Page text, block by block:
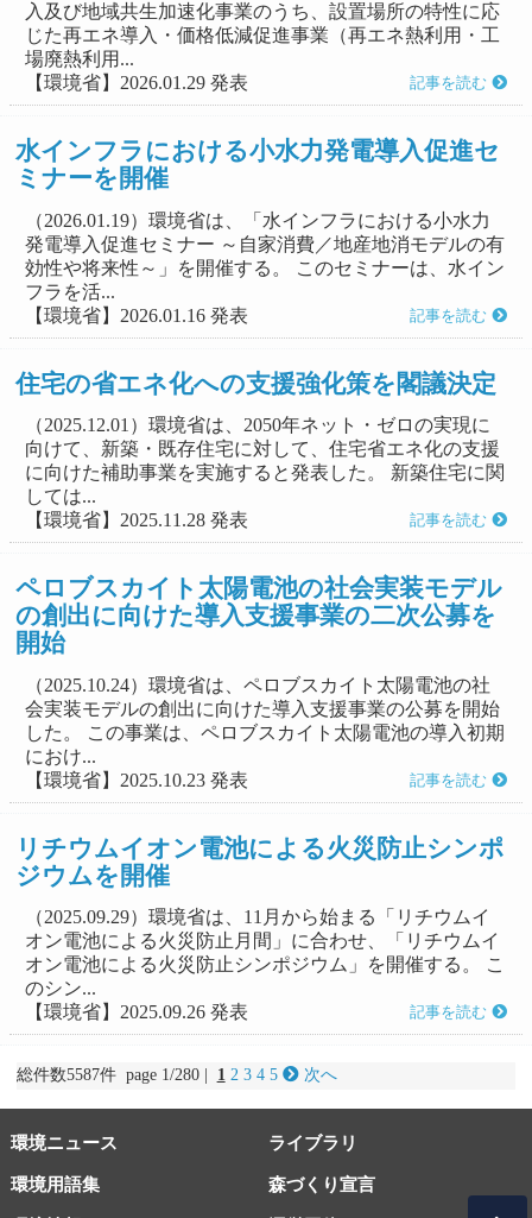
入及び地域共生加速化事業のうち、設置場所の特性に応
じた再エネ導入・価格低減促進事業（再エネ熱利用・工
場廃熱利用...
【環境省】2026.01.29 発表
記事を読む
水インフラにおける小水力発電導入促進セ
ミナーを開催
（2026.01.19）環境省は、「水インフラにおける小水力
発電導入促進セミナー ～自家消費／地産地消モデルの有
効性や将来性～」を開催する。 このセミナーは、水イン
フラを活...
【環境省】2026.01.16 発表
記事を読む
住宅の省エネ化への支援強化策を閣議決定
（2025.12.01）環境省は、2050年ネット・ゼロの実現に
向けて、新築・既存住宅に対して、住宅省エネ化の支援
に向けた補助事業を実施すると発表した。 新築住宅に関
しては...
【環境省】2025.11.28 発表
記事を読む
ペロブスカイト太陽電池の社会実装モデル
の創出に向けた導入支援事業の二次公募を
開始
（2025.10.24）環境省は、ペロブスカイト太陽電池の社
会実装モデルの創出に向けた導入支援事業の公募を開始
した。 この事業は、ペロブスカイト太陽電池の導入初期
におけ...
【環境省】2025.10.23 発表
記事を読む
リチウムイオン電池による火災防止シンポ
ジウムを開催
（2025.09.29）環境省は、11月から始まる「リチウムイ
オン電池による火災防止月間」に合わせ、「リチウムイ
オン電池による火災防止シンポジウム」を開催する。 こ
のシン...
【環境省】2025.09.26 発表
記事を読む
総件数5587件 page 1/280 | 1 2 3 4 5 次へ
環境ニュース ライブラリ
環境用語集 森づくり宣言